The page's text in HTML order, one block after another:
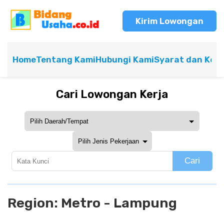
Kirim Lowongan
HomeTentang KamiHubungi KamiSyarat dan
Cari Lowongan Kerja
Cari
Region: Metro - Lampung